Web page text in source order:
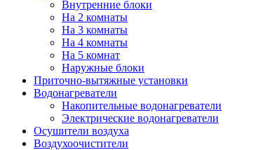
Внутренние блоки
На 2 комнаты
На 3 комнаты
На 4 комнаты
На 5 комнат
Наружные блоки
Приточно-вытяжные установки
Водонагреватели
Накопительные водонагреватели
Электрические водонагреватели
Осушители воздуха
Воздухоочистители